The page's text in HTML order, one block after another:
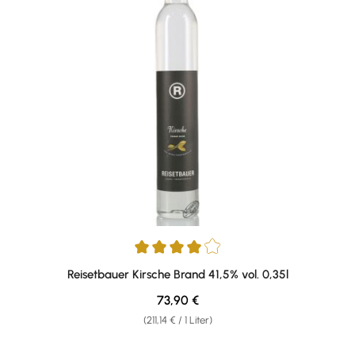
Durchschnittliche Bewertung von 4 von 5 Sternen
Reisetbauer Kirsche Brand 41,5% vol. 0,35l
(211,14 € / 1 Liter)
Regulärer Preis:
73,90 €